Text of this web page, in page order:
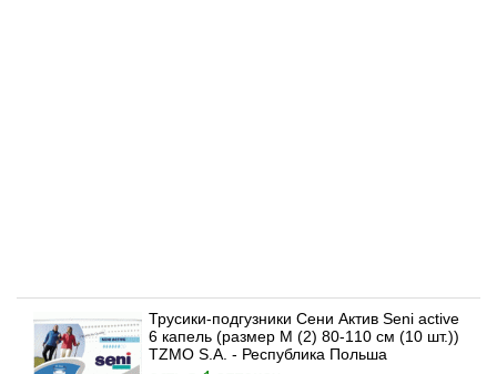
Трусики-подгузники Сени Актив Seni active
6 капель (размер M (2) 80-110 см (10 шт.))
TZMO S.A. - Республика Польша